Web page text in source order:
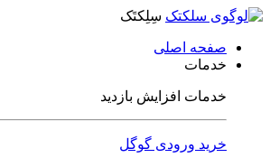
سِلِکتَک
صفحه اصلی
خدمات
خدمات افزایش بازدید
خرید ورودی گوگل